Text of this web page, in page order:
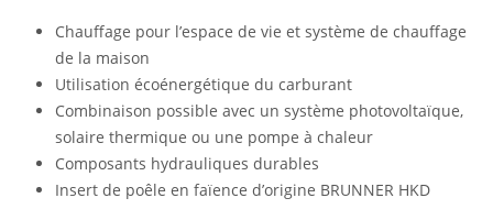
Chauffage pour l’espace de vie et système de chauffage
de la maison
Utilisation écoénergétique du carburant
Combinaison possible avec un système photovoltaïque,
solaire thermique ou une pompe à chaleur
Composants hydrauliques durables
Insert de poêle en faïence d’origine BRUNNER HKD